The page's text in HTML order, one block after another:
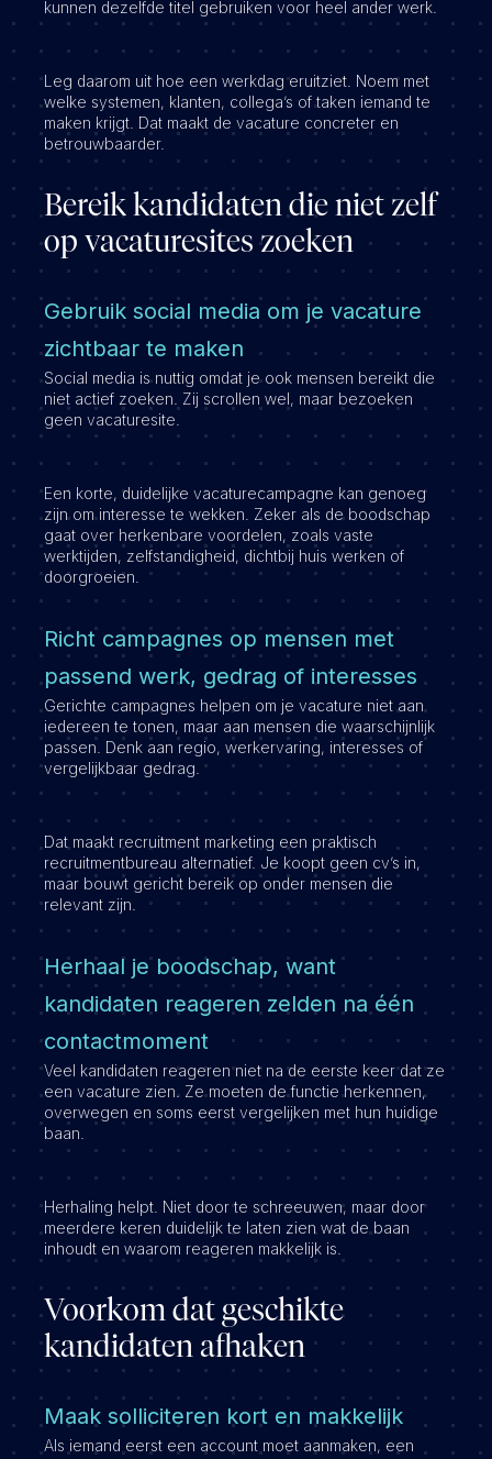
kunnen dezelfde titel gebruiken voor heel ander werk.
Leg daarom uit hoe een werkdag eruitziet. Noem met
welke systemen, klanten, collega’s of taken iemand te
maken krijgt. Dat maakt de vacature concreter en
betrouwbaarder.
Bereik kandidaten die niet zelf
op vacaturesites zoeken
Gebruik social media om je vacature
zichtbaar te maken
Social media is nuttig omdat je ook mensen bereikt die
niet actief zoeken. Zij scrollen wel, maar bezoeken
geen vacaturesite.
Een korte, duidelijke vacaturecampagne kan genoeg
zijn om interesse te wekken. Zeker als de boodschap
gaat over herkenbare voordelen, zoals vaste
werktijden, zelfstandigheid, dichtbij huis werken of
doorgroeien.
Richt campagnes op mensen met
passend werk, gedrag of interesses
Gerichte campagnes helpen om je vacature niet aan
iedereen te tonen, maar aan mensen die waarschijnlijk
passen. Denk aan regio, werkervaring, interesses of
vergelijkbaar gedrag.
Dat maakt recruitment marketing een praktisch
recruitmentbureau alternatief. Je koopt geen cv’s in,
maar bouwt gericht bereik op onder mensen die
relevant zijn.
Herhaal je boodschap, want
kandidaten reageren zelden na één
contactmoment
Veel kandidaten reageren niet na de eerste keer dat ze
een vacature zien. Ze moeten de functie herkennen,
overwegen en soms eerst vergelijken met hun huidige
baan.
Herhaling helpt. Niet door te schreeuwen, maar door
meerdere keren duidelijk te laten zien wat de baan
inhoudt en waarom reageren makkelijk is.
Voorkom dat geschikte
kandidaten afhaken
Maak solliciteren kort en makkelijk
Als iemand eerst een account moet aanmaken, een